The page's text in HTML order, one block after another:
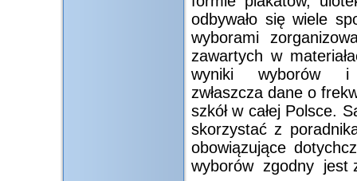
odbywało się wiele
wyborami
zawartych w
wyniki wyborów i
zwłaszcza dane o
szkół w całej Polsce.
skorzystać z
obowiązujące
wyborów zgodny jest